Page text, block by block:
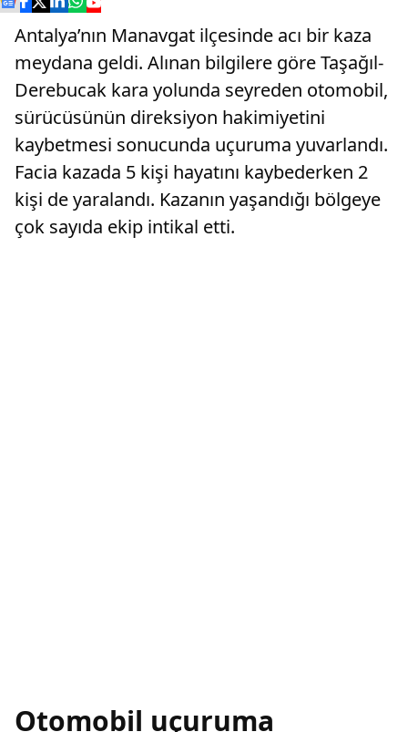
Antalya’nın Manavgat ilçesinde acı bir kaza
meydana geldi. Alınan bilgilere göre Taşağıl-
Derebucak kara yolunda seyreden otomobil,
sürücüsünün direksiyon hakimiyetini
kaybetmesi sonucunda uçuruma yuvarlandı.
Facia kazada 5 kişi hayatını kaybederken 2
kişi de yaralandı. Kazanın yaşandığı bölgeye
çok sayıda ekip intikal etti.
Otomobil uçuruma